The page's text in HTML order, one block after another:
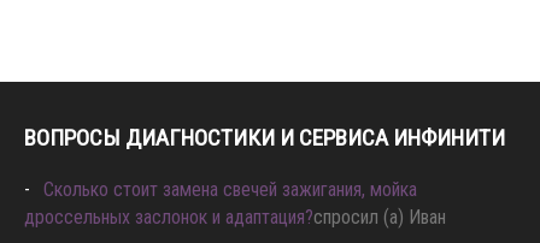
ВОПРОСЫ ДИАГНОСТИКИ И СЕРВИСА ИНФИНИТИ
Сколько стоит замена свечей зажигания, мойка
дроссельных заслонок и адаптация?спросил (а) Иван